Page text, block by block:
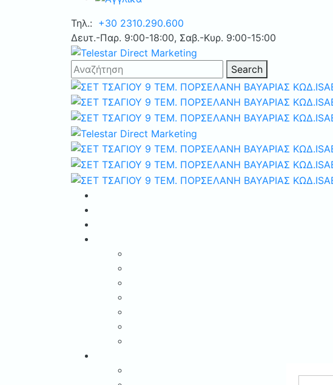
Τηλ.: +30 2310.290.600
Δευτ.-Παρ. 9:00-18:00, Σαβ.-Κυρ. 9:00-15:00
Search